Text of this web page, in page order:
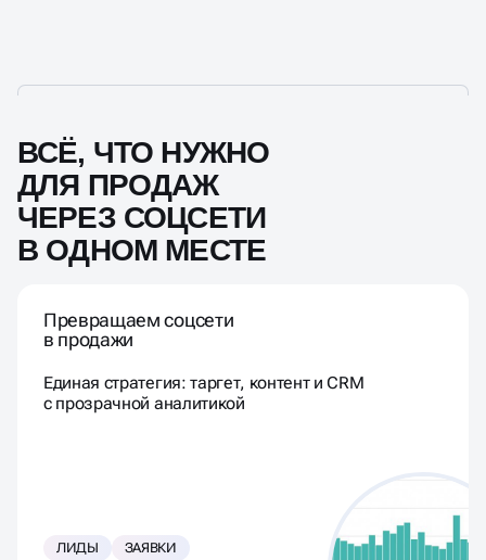
ВСЁ, ЧТО НУЖНО
ДЛЯ ПРОДАЖ
ЧЕРЕЗ СОЦСЕТИ
В ОДНОМ МЕСТЕ
Превращаем соцсети
в продажи
Единая стратегия: таргет, контент и CRM
с прозрачной аналитикой
ЛИДЫ
ЗАЯВКИ